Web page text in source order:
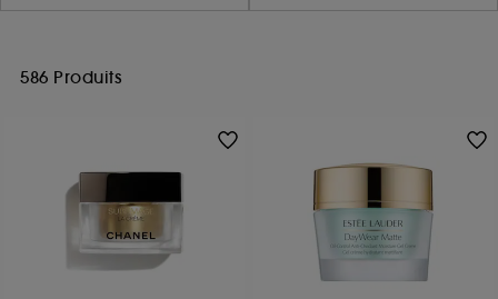
586 Produits